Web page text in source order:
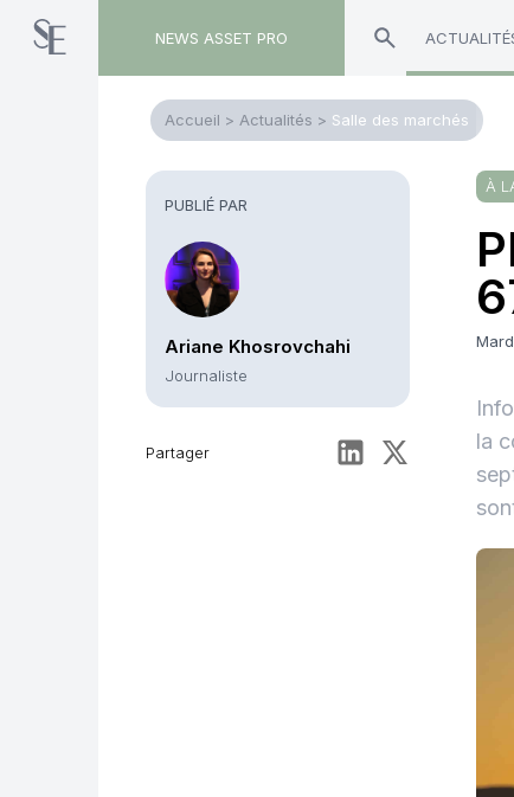
NEWS ASSET PRO
Accueil > Actualités > Salle des marchés
PUBLIÉ PAR
Ariane Khosrovchahi
Journaliste
Partager
À
la